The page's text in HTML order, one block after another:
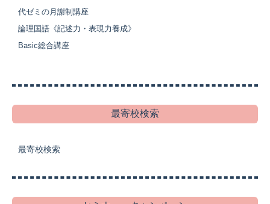
代ゼミの月謝制講座
論理国語《記述力・表現力養成》
Basic総合講座
最寄校検索
最寄校検索